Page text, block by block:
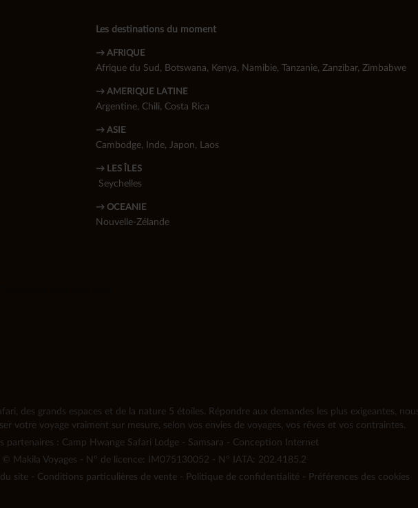
Les destinations du moment
→ AFRIQUE
Afrique du Sud , Botswana, Kenya, Namibie, Tanzanie, Zanzibar, Zimbabwe
→ AMERIQUE LATINE
Argentine, Chili, Costa Rica
→ ASIE
Cambodge, Inde, Japon, Laos
→ LES ÎLES
Seychelles
→ OCEANIE
Nouvelle-Zélande
des grands espaces et de la nature 5 étoiles. Répondre aux demandes les plus exigeantes,
votre voyage vraiment sur mesure, selon vos envies de voyages, vos rêves et vos contraintes.
partenaires : Camp Hwange Safari Lodge - Samsara - Conception Internet
© Makila Voyages - N° de licence: IM075130052 - N° IATA: 202.4185.2
site- Conditions particulières de vente- Politique de confidentialité- Préférences des cookies